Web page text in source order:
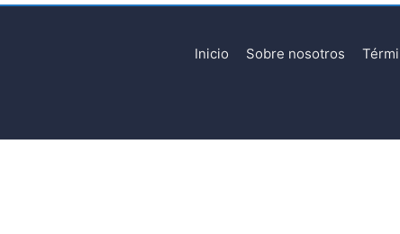
Inicio Sobre nosotros